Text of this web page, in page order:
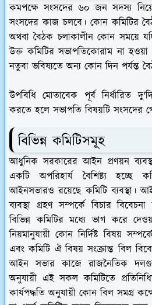
কমপক্ষে সংসদের ৬০ জন সদস্য
সংসদের কাজ চলবে। কোন কমিটির
অথবা বৈঠক চলাকালীন কোন সময়ে
উক্ত কমিটির সভাপতিকোরাম না হওয়া
নতুবা ভবিষ্যতে অন্য কোন দিন পর্যন্ত
উপবিধি মোতাবেক পূর্ব নির্ধারিত
করতে হলে সভাপতি বিষয়টি সংসদের
বিভিন্ন কমিটিসমূহ
আধুনিক সরকারের আইন প্রণয়ন
একটি অপরিহার্য বৈশিষ্ট্য হচ্ছে
আইনসভারও রয়েছে কমিটি ব্যবস্থা।
ব্যবস্থা গ্রহণ সম্পর্কে বিচার
বিভিন্ন কমিটির মধ্যে ভাগ করে
নিয়মানুযায়ী কোন নির্দিষ্ট বিষয়
এবং কমিটি ঐ বিষয় সংক্রান্ত বিল
আইন সভার কাজে রাজনৈতিক
অনুযায়ী এই সকল কমিটিতে
কার্যপদ্ধতি অনুযায়ী কোন বিল সমগ্র